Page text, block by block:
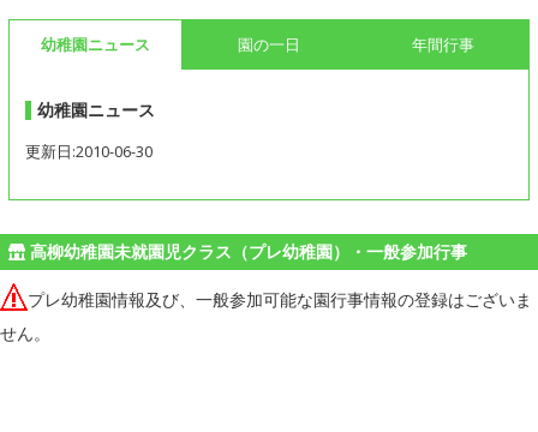
幼稚園ニュース 園の一日 年間行事
幼稚園ニュース
更新日:2010-06-30
高柳幼稚園未就園児クラス（プレ幼稚園）・一般参加行事
プレ幼稚園情報及び、一般参加可能な園行事情報の登録はございま
せん。